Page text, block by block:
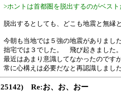
>ホントは首都圏を脱出するのがベス
脱出するとしても、どこも地震と無縁
今朝も当地では５強の地震がありました
拙宅では３でした。 飛び起きました。
最近はあまり意識してなかったのです
常に心構えは必要だなと再認識しました
25142) Re:お、お、おー